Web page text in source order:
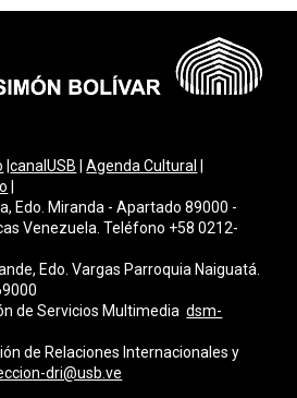
|canalUSB |Agenda Cultural
Edo. Miranda - Apartado 89000 -
Venezuela. Teléfono +58 0212-
Edo. Vargas Parroquia Naiguatá.
de Servicios Multimediadsm-
de Relaciones Internacionales y
dri@usb.ve